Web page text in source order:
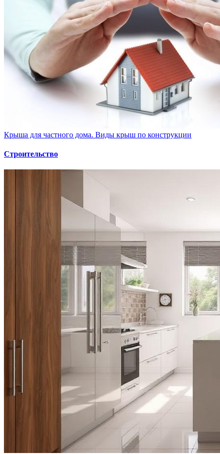
Крыша для частного дома. Виды крыш по конструкции
Строительство